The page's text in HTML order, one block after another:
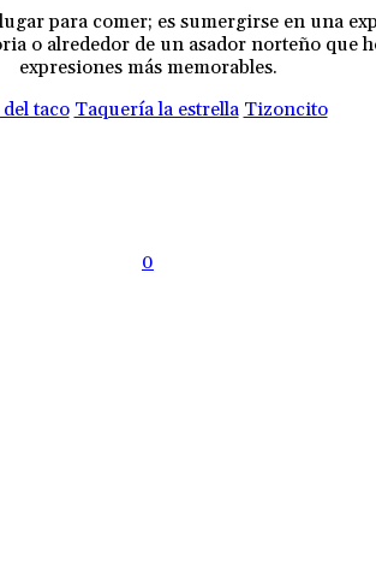
para comer; es sumergirse en una
o alrededor de un asador norteño que
expresiones más memorables.
taco Taquería la estrella Tizoncito
0